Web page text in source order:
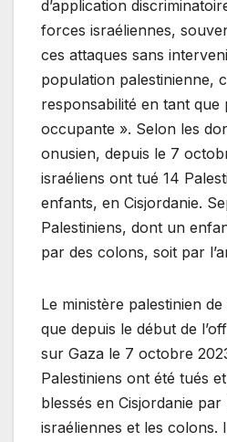
d’application
forces israéliennes,
ces attaques sans
population palestinienne,
responsabilité en tant que
occupante ». Selon les
onusien, depuis le 7
israéliens ont tué 14
enfants, en Cisjordanie.
Palestiniens, dont un
par des colons, soit par
Le ministère palestinien
que depuis le début de
sur Gaza le 7 octobre
Palestiniens ont été tués
blessés en Cisjordanie
israéliennes et les colons.